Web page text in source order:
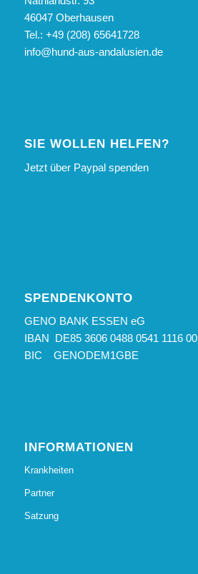
46047 Oberhausen
Tel.: +49 (208) 65641728
info@hund-aus-andalusien.de
SIE WOLLEN HELFEN?
Jetzt über Paypal spenden
SPENDENKONTO
GENO BANK ESSEN eG
IBAN DE85 3606 0488 0541 1116 00
BIC GENODEM1GBE
INFORMATIONEN
Krankheiten
Partner
Satzung